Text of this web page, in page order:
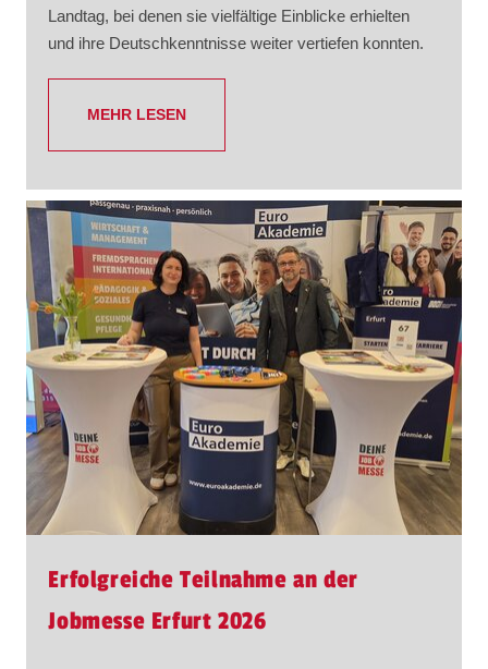
Landtag, bei denen sie vielfältige Einblicke erhielten
und ihre Deutschkenntnisse weiter vertiefen konnten.
MEHR LESEN
Erfolgreiche Teilnahme an der
Jobmesse Erfurt 2026